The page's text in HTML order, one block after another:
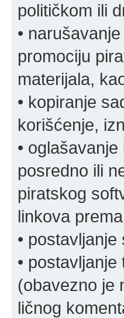
političkom ili
•
promociju
materijala,
• kopiranje
korišćenje,
•
posredno ili
piratskog
linkova
•
•
(obavezno je
ličnog